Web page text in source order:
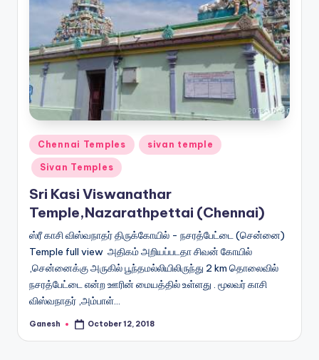
Posted
in
Chennai Temples sivan temple
Sivan Temples
Sri Kasi Viswanathar
Temple,Nazarathpettai (Chennai)
ஸ்ரீ காசி விஸ்வநாதர் திருக்கோயில் - நசரத்பேட்டை (சென்னை)
Temple full view அதிகம் அறியப்படதா சிவன் கோயில்
,சென்னைக்கு அருகில் பூந்தமல்லியிலிருந்து 2 km தொலைவில்
நசரத்பேட்டை என்ற ஊரின் மையத்தில் உள்ளது . மூலவர் காசி
விஸ்வநாதர் ,அம்பாள்…
Posted
Ganesh October 12, 2018